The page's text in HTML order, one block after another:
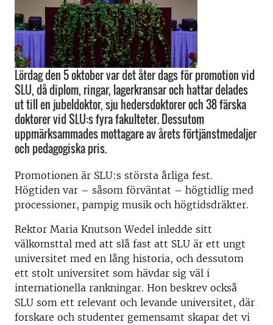
Lördag den 5 oktober var det åter dags för promotion vid
SLU, då diplom, ringar, lagerkransar och hattar delades
ut till en jubeldoktor, sju hedersdoktorer och 38 färska
doktorer vid SLU:s fyra fakulteter. Dessutom
uppmärksammades mottagare av årets förtjänstmedaljer
och pedagogiska pris.
Promotionen är SLU:s största årliga fest.
Högtiden var – såsom förväntat – högtidlig med
processioner, pampig musik och högtidsdräkter.
Rektor Maria Knutson Wedel inledde sitt
välkomsttal med att slå fast att SLU är ett ungt
universitet med en lång historia, och dessutom
ett stolt universitet som hävdar sig väl i
internationella rankningar. Hon beskrev också
SLU som ett relevant och levande universitet, där
forskare och studenter gemensamt skapar det vi